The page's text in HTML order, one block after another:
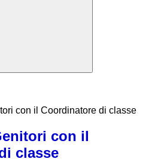
con il Coordinatore di classe
con il
classe